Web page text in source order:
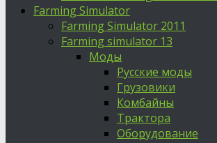
Farming Simulator
Farming Simulator 2011
Farming simulator 13
Моды
Русские моды
Грузовики
Комбайны
Трактора
Оборудование